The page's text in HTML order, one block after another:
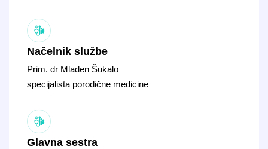
Načelnik službe
Prim. dr Mladen Šukalo
specijalista porodične medicine
Glavna sestra